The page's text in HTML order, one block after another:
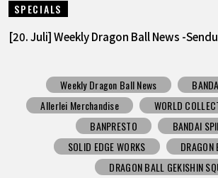
SPECIALS
[20. Juli] Weekly Dragon Ball News -
Weekly Dragon Ball News
Allerlei Merchandise
WORLD
BANPRESTO
BANDAI
SOLID EDGE WORKS
DRAGON
DRAGON BALL GEKISHIN